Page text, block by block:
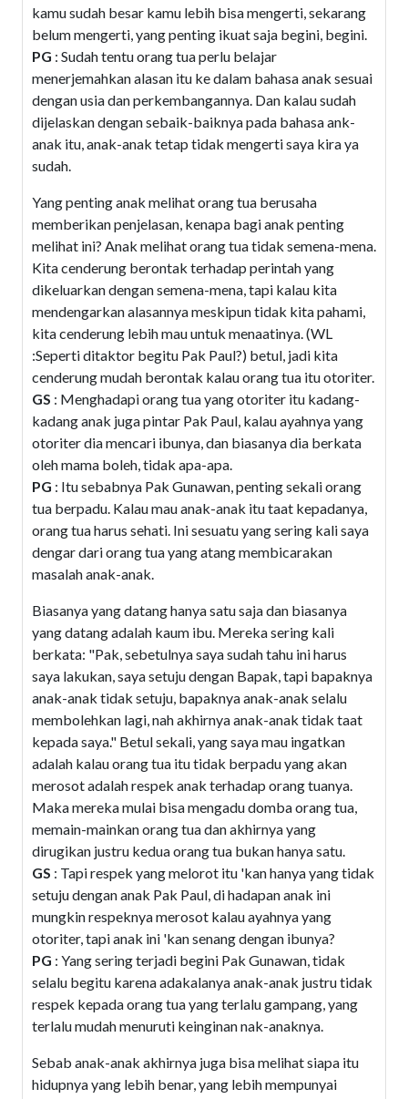
kamu sudah besar kamu lebih bisa mengerti, sekarang
belum mengerti, yang penting ikuat saja begini, begini.
PG : Sudah tentu orang tua perlu belajar
menerjemahkan alasan itu ke dalam bahasa anak sesuai
dengan usia dan perkembangannya. Dan kalau sudah
dijelaskan dengan sebaik-baiknya pada bahasa ank-
anak itu, anak-anak tetap tidak mengerti saya kira ya
sudah.
Yang penting anak melihat orang tua berusaha
memberikan penjelasan, kenapa bagi anak penting
melihat ini? Anak melihat orang tua tidak semena-mena.
Kita cenderung berontak terhadap perintah yang
dikeluarkan dengan semena-mena, tapi kalau kita
mendengarkan alasannya meskipun tidak kita pahami,
kita cenderung lebih mau untuk menaatinya. (WL
:Seperti ditaktor begitu Pak Paul?) betul, jadi kita
cenderung mudah berontak kalau orang tua itu otoriter.
GS : Menghadapi orang tua yang otoriter itu kadang-
kadang anak juga pintar Pak Paul, kalau ayahnya yang
otoriter dia mencari ibunya, dan biasanya dia berkata
oleh mama boleh, tidak apa-apa.
PG : Itu sebabnya Pak Gunawan, penting sekali orang
tua berpadu. Kalau mau anak-anak itu taat kepadanya,
orang tua harus sehati. Ini sesuatu yang sering kali saya
dengar dari orang tua yang atang membicarakan
masalah anak-anak.
Biasanya yang datang hanya satu saja dan biasanya
yang datang adalah kaum ibu. Mereka sering kali
berkata: "Pak, sebetulnya saya sudah tahu ini harus
saya lakukan, saya setuju dengan Bapak, tapi bapaknya
anak-anak tidak setuju, bapaknya anak-anak selalu
membolehkan lagi, nah akhirnya anak-anak tidak taat
kepada saya." Betul sekali, yang saya mau ingatkan
adalah kalau orang tua itu tidak berpadu yang akan
merosot adalah respek anak terhadap orang tuanya.
Maka mereka mulai bisa mengadu domba orang tua,
memain-mainkan orang tua dan akhirnya yang
dirugikan justru kedua orang tua bukan hanya satu.
GS : Tapi respek yang melorot itu 'kan hanya yang tidak
setuju dengan anak Pak Paul, di hadapan anak ini
mungkin respeknya merosot kalau ayahnya yang
otoriter, tapi anak ini 'kan senang dengan ibunya?
PG : Yang sering terjadi begini Pak Gunawan, tidak
selalu begitu karena adakalanya anak-anak justru tidak
respek kepada orang tua yang terlalu gampang, yang
terlalu mudah menuruti keinginan nak-anaknya.
Sebab anak-anak akhirnya juga bisa melihat siapa itu
hidupnya yang lebih benar, yang lebih mempunyai